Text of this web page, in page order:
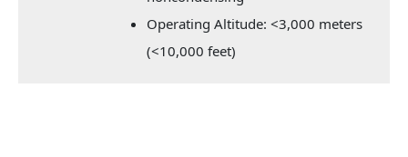
Operating Altitude: <3,000 meters
(<10,000 feet)